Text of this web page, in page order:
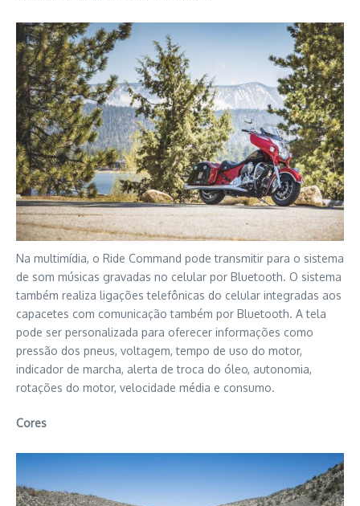
Na multimídia, o Ride Command pode transmitir para o sistema
de som músicas gravadas no celular por Bluetooth. O sistema
também realiza ligações telefônicas do celular integradas aos
capacetes com comunicação também por Bluetooth. A tela
pode ser personalizada para oferecer informações como
pressão dos pneus, voltagem, tempo de uso do motor,
indicador de marcha, alerta de troca do óleo, autonomia,
rotações do motor, velocidade média e consumo.
Cores